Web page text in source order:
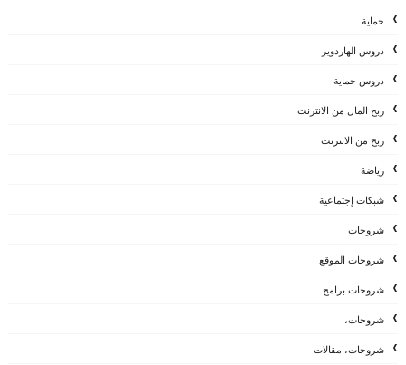
حماية
دروس الهاردوير
دروس حماية
ربح المال من الانترنت
ربح من الانترنت
رياضة
شبكات إجتماعية
شروحات
شروحات الموقع
شروحات برامج
شروحات،
شروحات، مقالات